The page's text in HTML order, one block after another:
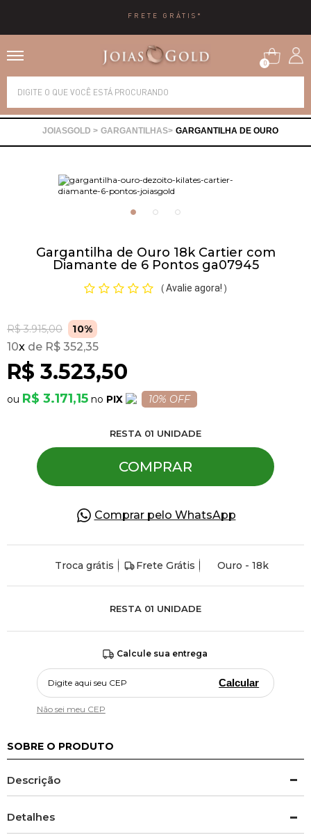
FRETE GRÁTIS*
0
GARGANTILHAS GARGANTILHA DE OURO
Gargantilha de Ouro 18k Cartier com
Diamante de 6 Pontos ga07945
( Avalie agora! )
R$ 3.915,00 10%
R$ 3.523,50
10x R$ 352,35
R$ 3.171,15 PIX 10% OFF
RESTA 01 UNIDADE
COMPRAR
Comprar pelo WhatsApp
Troca grátis Frete Grátis Ouro - 18k
RESTA 01 UNIDADE
Calcule sua entrega
Calcular
Não sei meu CEP
SOBRE O PRODUTO
Descrição
Detalhes
Alianças
Brincos
Gargantilhas
Pulseiras
Piercing
Pedras Preciosas
Presente
OFERTAS